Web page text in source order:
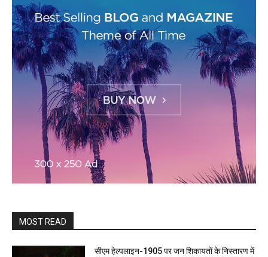
MOST READ
सीएम हेल्पलाइन-1905 पर जन शिकायतों के निस्तारण में